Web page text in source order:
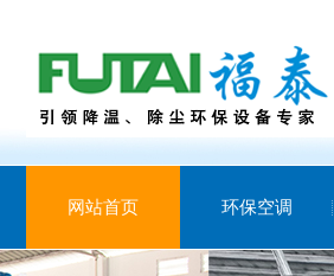
网站首页 环保空调